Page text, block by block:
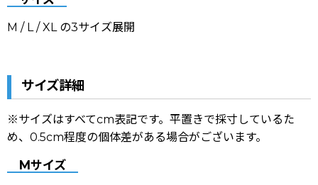
M / L / XL の3サイズ展開
サイズ詳細
※サイズはすべてcm表記です。平置きで採寸しているた
め、0.5cm程度の個体差がある場合がございます。
Mサイズ